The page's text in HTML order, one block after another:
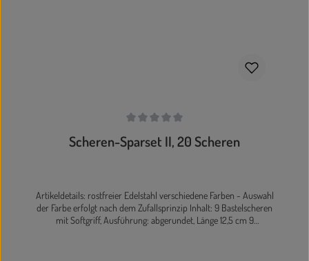
Durchschnittliche Bewertung von 0 von 5 Sternen
Scheren-Sparset II, 20 Scheren
Artikeldetails: rostfreier Edelstahl verschiedene Farben - Auswahl
der Farbe erfolgt nach dem Zufallsprinzip Inhalt: 9 Bastelscheren
mit Softgriff, Ausführung: abgerundet, Länge 12,5 cm 9